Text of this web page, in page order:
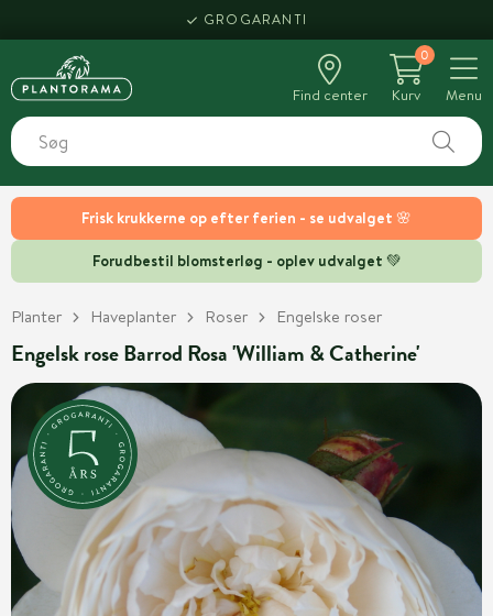
Frisk krukkerne op efter ferien - se udvalget 🌸
Forudbestil blomsterløg - oplev udvalget 💚
GROGARANTI
Find center
0
Kurv
Menu
Planter Haveplanter Roser Engelske roser
Engelsk rose Barrod Rosa 'William & Catherine'